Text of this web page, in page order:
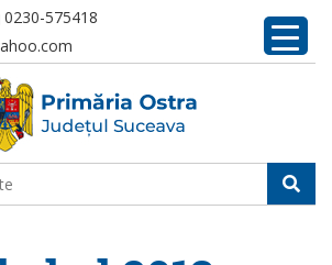
0230-575418